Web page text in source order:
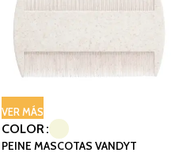
VER MÁS
COLOR
PEINE MASCOTAS VANDYT